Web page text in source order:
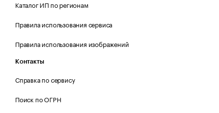
Каталог ИП по регионам
Правила использования сервиса
Правила использования изображений
Контакты
Справка по сервису
Поиск по ОГРН